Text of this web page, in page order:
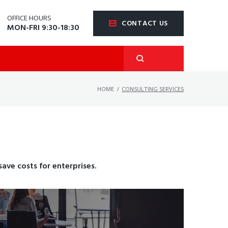
OFFICE HOURS
MON-FRI 9:30-18:30 CONTACT US
HOME / CONSULTING SERVICES
costs for enterprises.